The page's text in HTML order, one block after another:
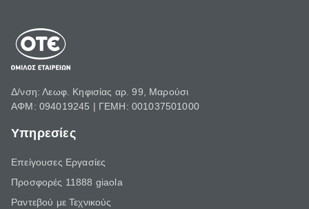
Δ/νση: Λεωφ. Κηφισίας αρ. 99, Μαρούσι
ΑΦΜ: 094019245 | ΓΕΜΗ: 001037501000
Υπηρεσίες
Επείγουσες Εργασίες
Προσφορές 11888 giaola
Ραντεβού με Τεχνικούς